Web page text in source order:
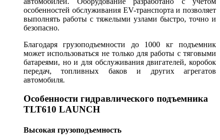
особенностей обслуживания EV-транспорта и позволяет
выполнять работы с тяжелыми узлами быстро, точно и
безопасно.
Благодаря грузоподъемности до 1000 кг подъемник
может использоваться не только для работы с тяговыми
батареями, но и для обслуживания двигателей, коробок
передач, топливных баков и других агрегатов
автомобиля.
Особенности гидравлического подъемника
TLT610 LAUNCH
Высокая грузоподъемность